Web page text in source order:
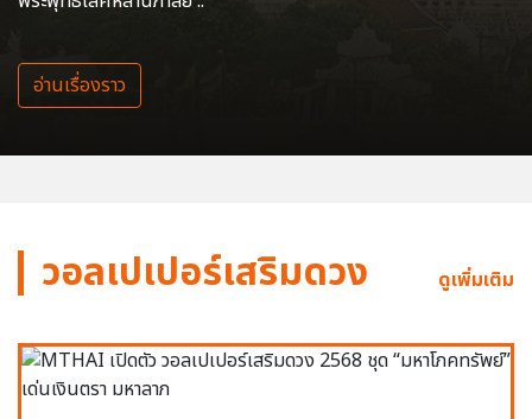
อ่านเรื่องราว
วอลเปเปอร์เสริมดวง ดูเพิ่มเติม